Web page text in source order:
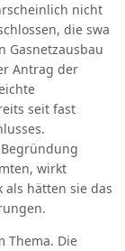
nicht
die swa
Gasnetzausbau
Antrag der
seit fast
wirkt
als hätten sie das
Thema. Die